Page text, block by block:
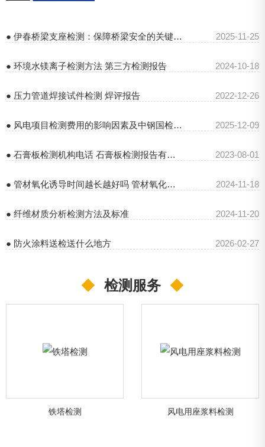
● 伊春桥梁支座检测：保障桥梁安全的关键之举 2025-11-25
● 环境水镁离子检测方法 第三方检测报告 2024-10-18
● 压力管道焊接试件检测 焊评报告 2022-12-26
● 风电项目检测费用的影响因素及中钢国检的专业服务 2025-12-09
● 石膏板检测机构电话 石膏板检测报告有效期几年 2023-08-01
● 管材氧化诱导时间越长越好吗 管材氧化诱导时间检测方法 2024-11-18
● 纤维材质分析检测方法及标准 2024-11-20
● 防火涂料送检送什么地方 2026-02-27
◆ 检测服务 ◆
铁塔检测 风电用座浆料检测